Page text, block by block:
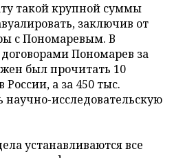
такой крупной суммы
заключив от
с Пономаревым. В
Пономарев за
был прочитать 10
а за 450 тыс.
исследовательскую
устанавливаются все